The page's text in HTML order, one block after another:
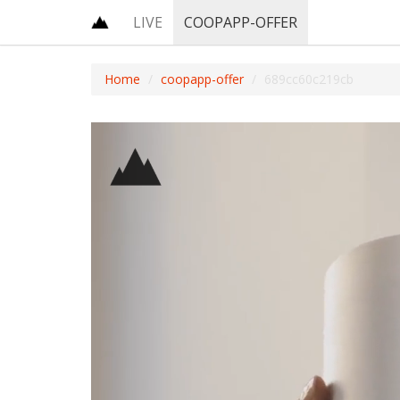
LIVE COOPAPP-OFFER
Home coopapp-offer 689cc60c219cb